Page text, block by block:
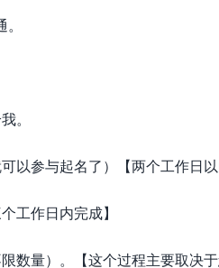
。
以参与起名了）【两个工作日以
工作日内完成】
数量）。【这个过程主要取决于